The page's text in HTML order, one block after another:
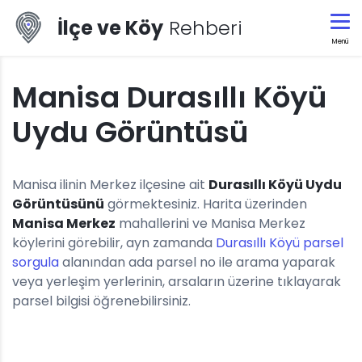
İlçe ve Köy Rehberi
Menü
Manisa Durasıllı Köyü
Uydu Görüntüsü
Manisa ilinin Merkez ilçesine ait Durasıllı Köyü Uydu
Görüntüsünü görmektesiniz. Harita üzerinden
Manisa Merkez mahallerini ve Manisa Merkez
köylerini görebilir, ayn zamanda Durasıllı Köyü parsel
sorgulaalanından ada parsel no ile arama yaparak
veya yerleşim yerlerinin, arsaların üzerine tıklayarak
parsel bilgisi öğrenebilirsiniz.